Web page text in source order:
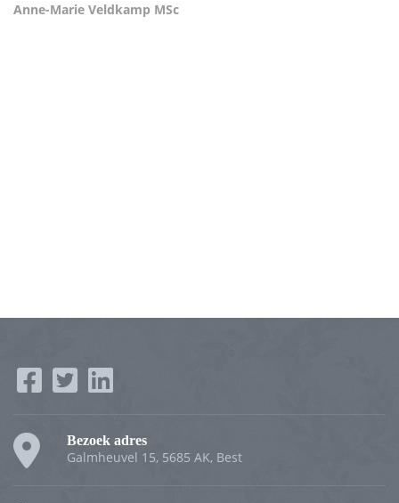
Anne-Marie Veldkamp MSc
Bezoek adres
Galmheuvel 15, 5685 AK, Best